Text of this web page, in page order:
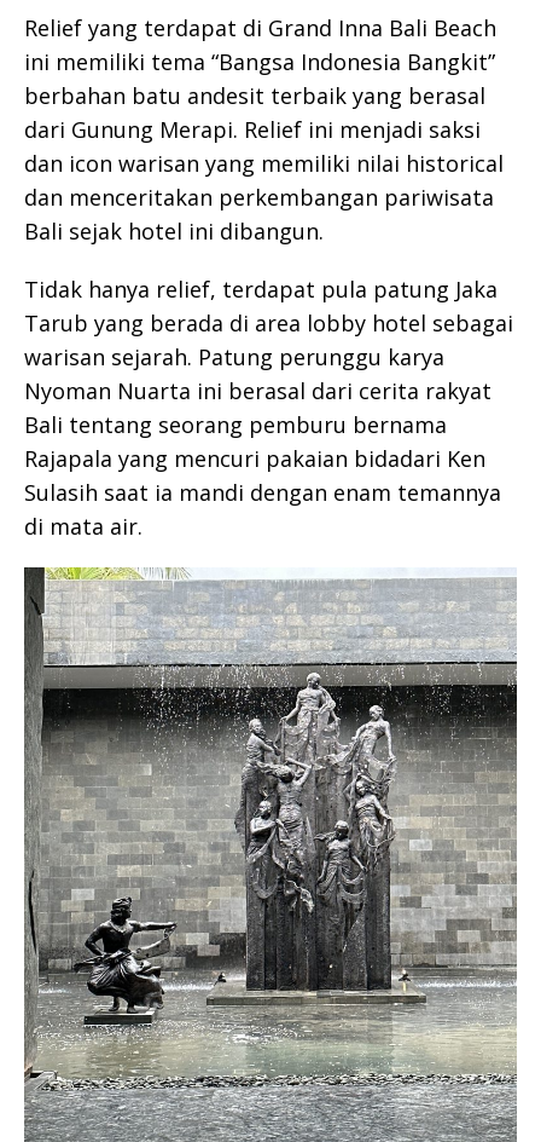
Relief yang terdapat di Grand Inna Bali Beach
ini memiliki tema “Bangsa Indonesia Bangkit”
berbahan batu andesit terbaik yang berasal
dari Gunung Merapi. Relief ini menjadi saksi
dan icon warisan yang memiliki nilai historical
dan menceritakan perkembangan pariwisata
Bali sejak hotel ini dibangun.
Tidak hanya relief, terdapat pula patung Jaka
Tarub yang berada di area lobby hotel sebagai
warisan sejarah. Patung perunggu karya
Nyoman Nuarta ini berasal dari cerita rakyat
Bali tentang seorang pemburu bernama
Rajapala yang mencuri pakaian bidadari Ken
Sulasih saat ia mandi dengan enam temannya
di mata air.